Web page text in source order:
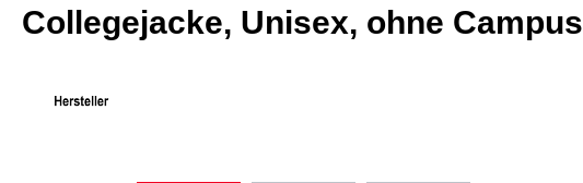
Collegejacke, Unisex, ohne Campus